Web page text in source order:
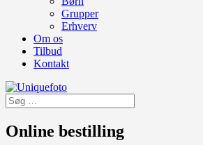
Grupper
Erhverv
Om os
Tilbud
Kontakt
Online bestilling